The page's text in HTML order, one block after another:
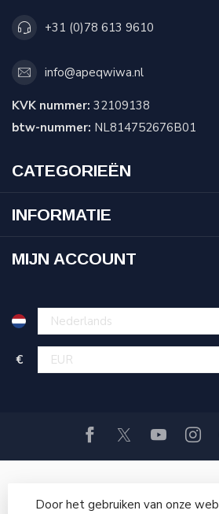
+31 (0)78 613 9610
info@apeqwiwa.nl
KVK nummer: 32109138
btw-nummer: NL814752676B01
CATEGORIEËN
INFORMATIE
MIJN ACCOUNT
€
Door het gebruiken van onze